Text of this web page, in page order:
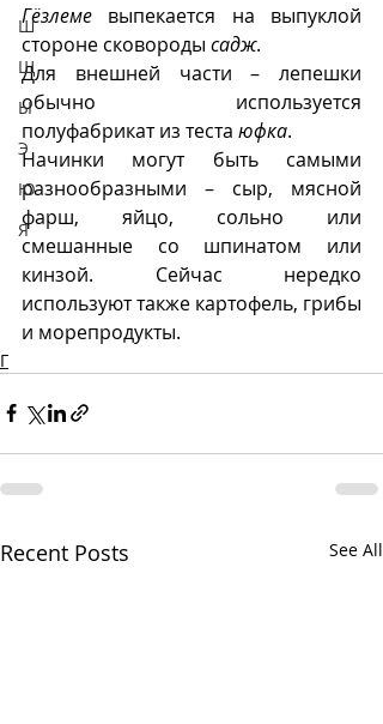
Ш
Щ
Ы
Э
Ю
Я
Гëзлеме выпекается на выпуклой
стороне сковороды садж.
Для внешней части – лепешки
обычно используется
полуфабрикат из теста юфка.
Начинки могут быть самыми
разнообразными – сыр, мясной
фарш, яйцо, сольно или
смешанные со шпинатом или
кинзой. Сейчас нередко
используют также картофель, грибы
и морепродукты.
Г
Recent Posts See All